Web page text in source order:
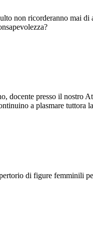
non ricorderanno mai
docente presso il nostro
a plasmare tuttora
di figure femminili